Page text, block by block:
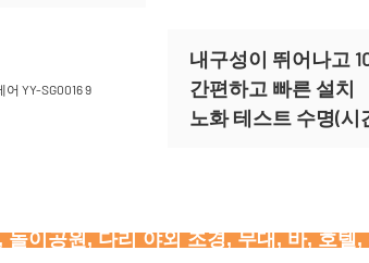
내구성이 뛰어나고
간편하고 빠른 설치
노화 테스트 수명(시
이공원, 다리 야외 조경, 무대, 바, 호